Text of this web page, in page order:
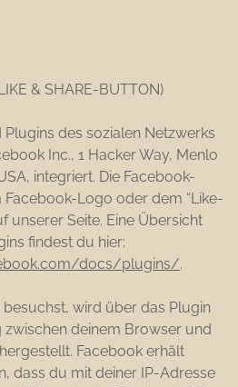
& SHARE-BUTTON)
des sozialen Netzwerks
Inc., 1 Hacker Way, Menlo
integriert. Die Facebook-
Logo oder dem “Like-
unserer Seite. Eine Übersicht
findest du hier:
docs/plugins/.
wird über das Plugin
zwischen deinem Browser und
Facebook erhält
dass du mit deiner IP-Adresse